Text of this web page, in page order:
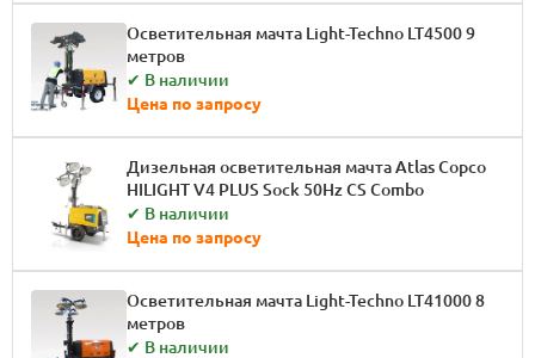
Осветительная мачта Light-Techno LT4500 9
метров
✔ В наличии
Цена по запросу
Дизельная осветительная мачта Atlas Copco
HILIGHT V4 PLUS Sock 50Hz CS Combo
✔ В наличии
Цена по запросу
Осветительная мачта Light-Techno LT41000 8
метров
✔ В наличии